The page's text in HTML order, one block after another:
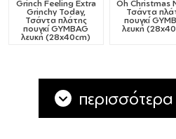
Grinch Feeling Extra
Grinchy Today,
Τσάντα πλάτης
πουγκί GYMBAG
λευκή (28x40cm)
Oh Christmas
Τσάντα
πουγκί
λευκή